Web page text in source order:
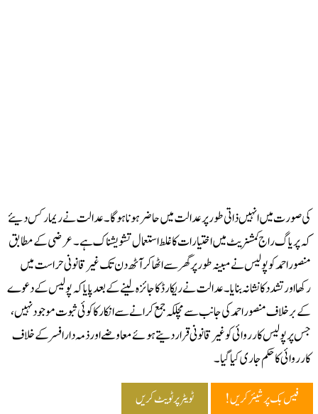
صورت میں انہیں ذاتی طور پر عدالت میں حاضر ہونا ہوگا۔عدالت نے ریمارکس دیئے
پریاگ راج کمشنریٹ میں اختیارات کا غلط استعمال تشویشناک ہے۔ عرضی کے مطابق
احمد کو پولیس نے مبینہ طور پر گھر سے اٹھا کر آٹھ دن تک غیر قانونی حراست میں
اور تشدد کا نشانہ بنایا۔ عدالت نے ریکارڈ کا جائزہ لینے کے بعد پایا کہ پولیس کے دعوے
برخلاف منصور احمد کی جانب سے مچلکہ جمع کرانے سے انکار کا کوئی ثبوت موجود نہیں،
پر پولیس کارروائی کو غیر قانونی قرار دیتے ہوئے معاوضے اور ذمہ دار افسر کے خلاف
کا حکم جاری کیا گیا۔
فیس بک پر شیئر کریں! ٹویٹر پر ٹویٹ کریں